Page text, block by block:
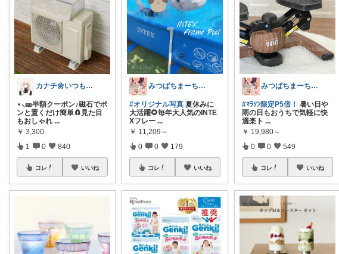
カナチ🌼いつもご覧くださり感謝ꕤ
⋆⸜🎫半額クーポン♪磁石でポ
ンと置くだけ簡単🧲見た目
もおしゃれ ...
￥ 3,300
1 0 840
コレ いいね
みつばちまーちᵀᴴᴬᴺᴷ ᵞᴼᵁ ◡̈*
#オリジナル写真 夏休みに
大活躍🌻毎年大人気のINTE
Xフレー ...
￥ 11,209～
0 0 179
コレ いいね
みつばちまーちᵀᴴᴬᴺᴷ ᵞᴼᵁ ◡̈*
#ﾏﾗｿﾝ限定P5倍！ 暑い日や
雨の日もおうちで気軽に快
適楽ト ...
￥ 19,980～
0 0 549
コレ いいね